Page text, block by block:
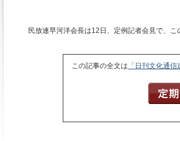
民放連早河洋会長は12日、定例記者会見で、
この記事の全文は 「日刊文化通